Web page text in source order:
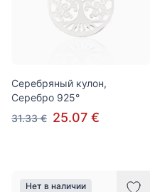
Серебряный кулон,
Серебро 925°
31.33 € 25.07 €
Нет в наличии